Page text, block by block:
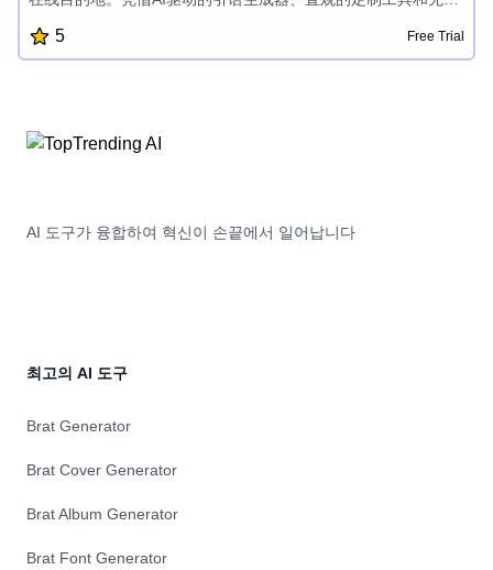
的引语的能力,应用于各种社交媒体平台。
5 Free Trial
AI 도구가 융합하여 혁신이 손끝에서 일어납니다
최고의 AI 도구
Brat Generator
Brat Cover Generator
Brat Album Generator
Brat Font Generator